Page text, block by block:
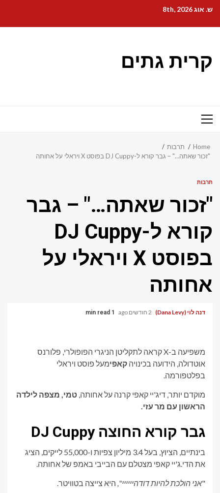
content
ש. אוג 8th, 2026
קרית גתים
Primary
Home
תרבות
"זכור שאתה…" – גבר קורא ל-DJ Cuppy בפוסט X ויראלי על אחותה
תרבות
"זכור שאתה…" – גבר
קורא ל-DJ Cuppy
בפוסט X ויראלי על
אחותה
דנה לוי (Dana Levy) 2 חודשים ago 1 min read
משפיעה ב-X קראה לתקליטן הניגרי הפופולרי, פלורנס
אוטדולה, הידועה בכינויה קאפימעל פוסט ויראלי
בפלטפורמה.
מוקדם יותר, דיג'יי קאפי קרנה על אחותה, טמי, מצפה לילדה
הראשון עם מר עזי.
גבר קורא החוצה DJ Cuppy
בינתיים, הציוץ, בעל 3.4 מיליון צפיות ו-55,000 לייקים, הציג
את הדי.ג'יי קאפי מצטלם עם הבייבי באמפ של אחותה.
"אני הולכת להיות דודהיייייי", היא צייצה בטוויטר.